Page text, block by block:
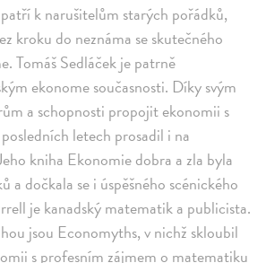
k narušitelům starých pořádků,
kroku do neznáma se skutečného
Tomáš Sedláček je patrně
ekonome současnosti. Díky svým
a schopnosti propojit ekonomii s
letech prosadil i na
kniha Ekonomie dobra a zla byla
a dočkala se i úspěšného scénického
je kanadský matematik a publicista.
jsou Economyths, v nichž skloubil
s profesním zájmem o matematiku